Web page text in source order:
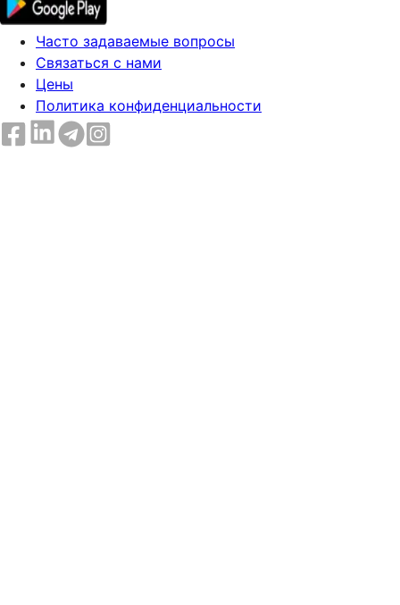
Часто задаваемые вопросы
Связаться с нами
Цены
Политика конфиденциальности